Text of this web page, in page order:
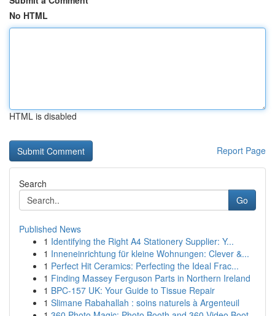
No HTML
HTML is disabled
Report Page
Search
Go
Published News
1 Identifying the Right A4 Stationery Supplier: Y...
1 Inneneinrichtung für kleine Wohnungen: Clever &...
1 Perfect Hit Ceramics: Perfecting the Ideal Frac...
1 Finding Massey Ferguson Parts in Northern Ireland
1 BPC-157 UK: Your Guide to Tissue Repair
1 Slimane Rabahallah : soins naturels à Argenteuil